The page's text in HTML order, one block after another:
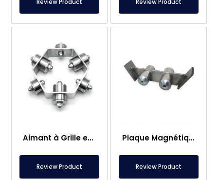
Aimant à Grille en Néodyme à 6 Coins – Design Personnalisé
Review Product
Plaque Magnétique 300 Oxide avec Aimant Ferrite
Review Product